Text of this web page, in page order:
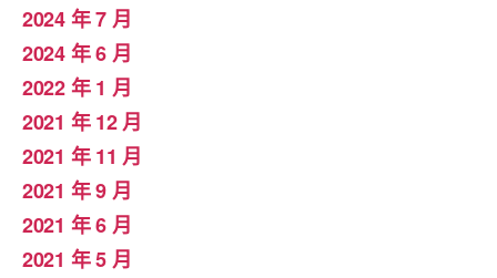
2024 年 7 月
2024 年 6 月
2022 年 1 月
2021 年 12 月
2021 年 11 月
2021 年 9 月
2021 年 6 月
2021 年 5 月